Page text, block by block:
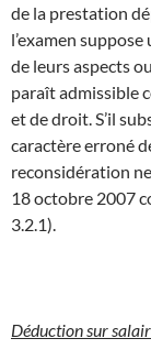
de la prestation
l’examen
de leurs aspects
paraît admissible
et de droit. S’il
caractère erroné
reconsidération
18 octobre 2007
3.2.1).
Déduction sur